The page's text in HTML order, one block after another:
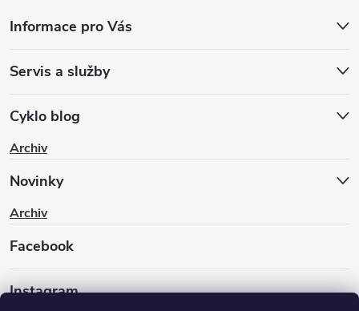
Informace pro Vás
Servis a služby
Cyklo blog
Archiv
Novinky
Archiv
Facebook
Instagram